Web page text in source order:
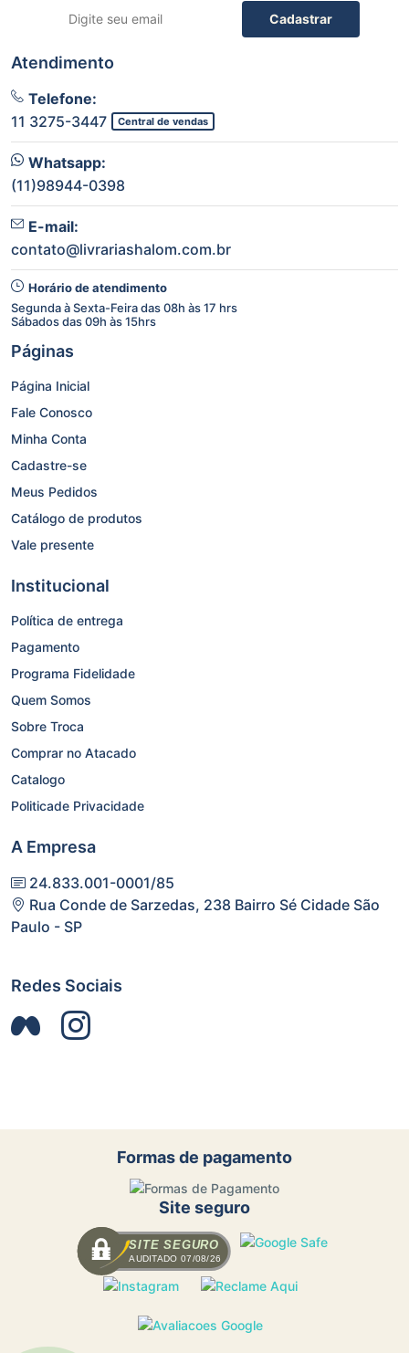
Cadastrar
Atendimento
Telefone:
11 3275-3447
Central de vendas
Whatsapp:
(11)98944-0398
E-mail:
contato@livrariashalom.com.br
Horário de atendimento
Segunda à Sexta-Feira das 08h às 17 hrs
Sábados das 09h às 15hrs
Páginas
Página Inicial
Fale Conosco
Minha Conta
Cadastre-se
Meus Pedidos
Catálogo de produtos
Vale presente
Institucional
Política de entrega
Pagamento
Programa Fidelidade
Quem Somos
Sobre Troca
Comprar no Atacado
Catalogo
Politicade Privacidade
A Empresa
24.833.001-0001/85
Rua Conde de Sarzedas, 238 Bairro Sé Cidade São
Paulo - SP
Redes Sociais
Formas de pagamento
Site seguro
SITE SEGURO
AUDITADO 07/08/26